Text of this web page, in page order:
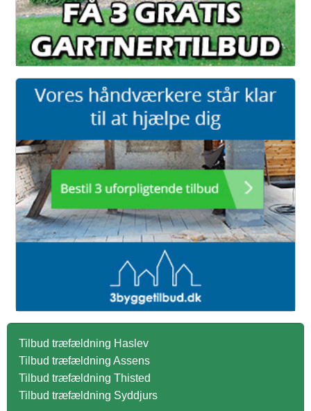
Tilbud træfældning Haslev
Tilbud træfældning Assens
Tilbud træfældning Thisted
Tilbud træfældning Syddjurs